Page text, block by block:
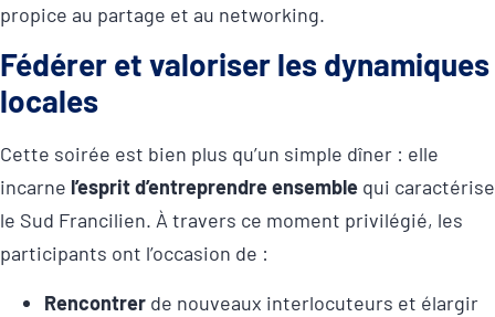
propice au partage et au networking.
Fédérer et valoriser les dynamiques
locales
Cette soirée est bien plus qu’un simple dîner : elle
incarne l’esprit d’entreprendre ensemble qui caractérise
le Sud Francilien. À travers ce moment privilégié, les
participants ont l’occasion de :
Rencontrer de nouveaux interlocuteurs et élargir